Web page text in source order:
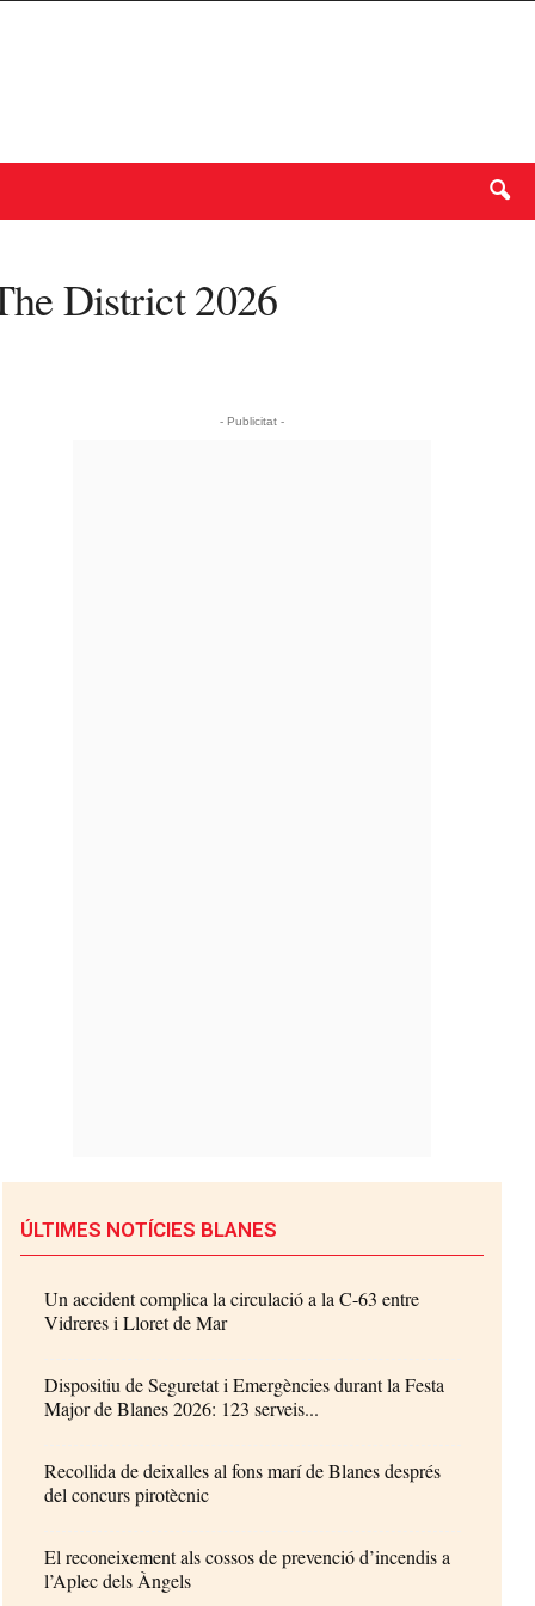
District 2026
- Publicitat -
ÚLTIMES NOTÍCIES BLANES
Un accident complica la circulació a la C-63 entre
Vidreres i Lloret de Mar
Dispositiu de Seguretat i Emergències durant la Festa
Major de Blanes 2026: 123 serveis...
Recollida de deixalles al fons marí de Blanes després
del concurs pirotècnic
El reconeixement als cossos de prevenció d’incendis a
l’Aplec dels Àngels